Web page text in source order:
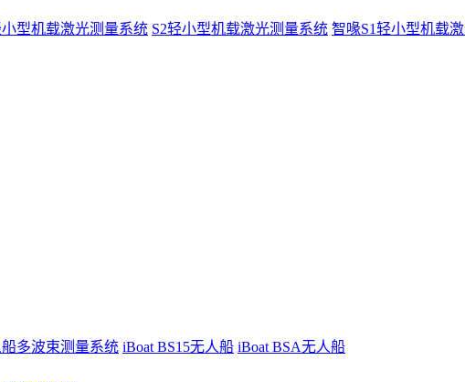
型机载激光测量系统 S2轻小型机载激光测量系统 智喙S1轻小型机载
多波束测量系统 iBoat BS15无人船 iBoat BSA无人船